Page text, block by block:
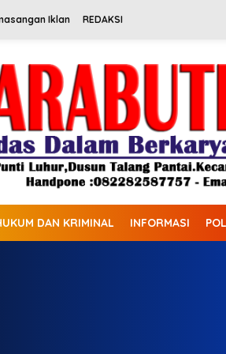
Iklan REDAKSI
DAN KRIMINAL INFORMASI